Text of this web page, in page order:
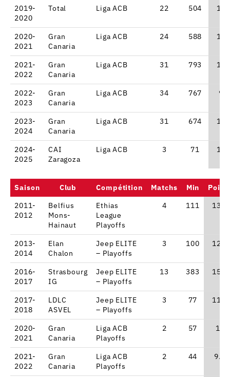
2019-
2020
Total Liga ACB 22 504
2020-
2021
Gran
Canaria
Liga ACB 24 588
2021-
2022
Gran
Canaria
Liga ACB 31 793
2022-
2023
Gran
Canaria
Liga ACB 34 767 9.9
2023-
2024
Gran
Canaria
Liga ACB 31 674
2024-
2025
CAI
Zaragoza
Liga ACB 3 71
Saison Club Compétition Matchs Min
2011-
2012
Belfius
Mons-
Hainaut
Ethias
League
Playoffs
4 111 13.8
2013-
2014
Elan
Chalon
Jeep ELITE
– Playoffs
3 100 12.7
2016-
2017
Strasbourg
IG
Jeep ELITE
– Playoffs
13 383 15.2
2017-
2018
LDLC
ASVEL
Jeep ELITE
– Playoffs
3 77 11.7
2020-
2021
Gran
Canaria
Liga ACB
Playoffs
2 57 17
2021-
2022
Gran
Canaria
Liga ACB
Playoffs
2 44 9.5